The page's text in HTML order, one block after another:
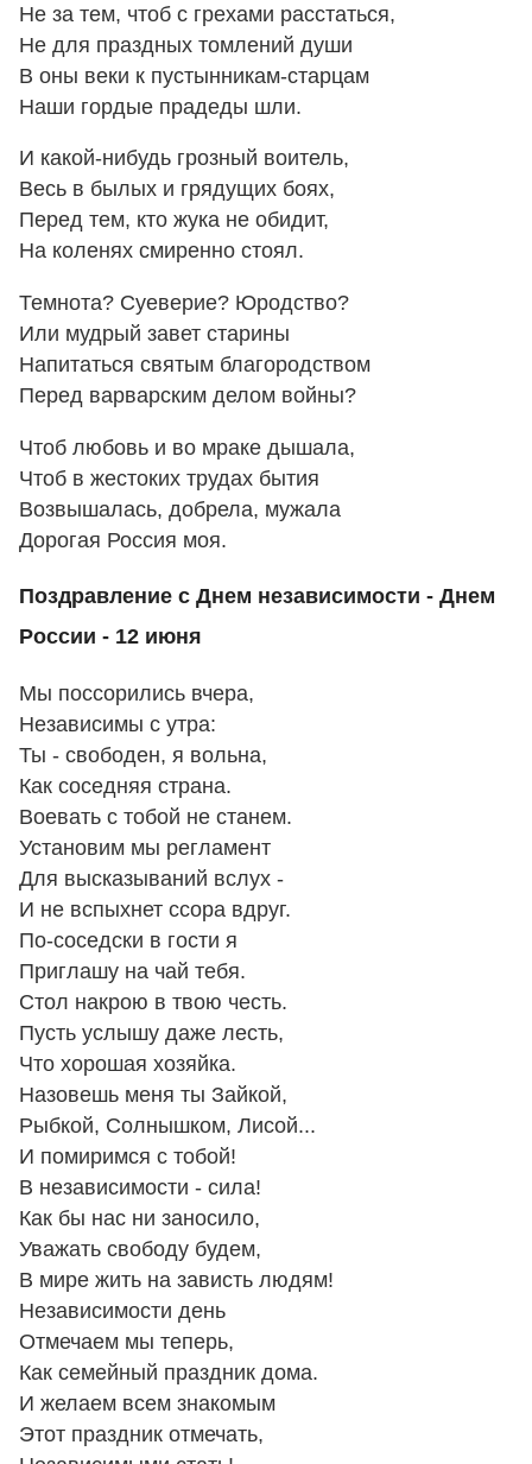
Не за тем, чтоб с грехами расстаться,
Не для праздных томлений души
В оны веки к пустынникам-старцам
Наши гордые прадеды шли.
И какой-нибудь грозный воитель,
Весь в былых и грядущих боях,
Перед тем, кто жука не обидит,
На коленях смиренно стоял.
Темнота? Суеверие? Юродство?
Или мудрый завет старины
Напитаться святым благородством
Перед варварским делом войны?
Чтоб любовь и во мраке дышала,
Чтоб в жестоких трудах бытия
Возвышалась, добрела, мужала
Дорогая Россия моя.
Поздравление с Днем независимости - Днем
России - 12 июня
Мы поссорились вчера,
Независимы с утра:
Ты - свободен, я вольна,
Как соседняя страна.
Воевать с тобой не станем.
Установим мы регламент
Для высказываний вслух -
И не вспыхнет ссора вдруг.
По-соседски в гости я
Приглашу на чай тебя.
Стол накрою в твою честь.
Пусть услышу даже лесть,
Что хорошая хозяйка.
Назовешь меня ты Зайкой,
Рыбкой, Солнышком, Лисой...
И помиримся с тобой!
В независимости - сила!
Как бы нас ни заносило,
Уважать свободу будем,
В мире жить на зависть людям!
Независимости день
Отмечаем мы теперь,
Как семейный праздник дома.
И желаем всем знакомым
Этот праздник отмечать,